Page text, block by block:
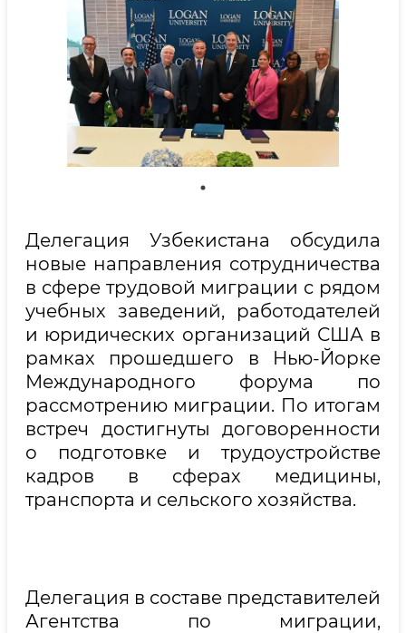
Делегация Узбекистана обсудила
новые направления сотрудничества
в сфере трудовой миграции с рядом
учебных заведений, работодателей
и юридических организаций США в
рамках прошедшего в Нью-Йорке
Международного форума по
рассмотрению миграции. По итогам
встреч достигнуты договоренности
о подготовке и трудоустройстве
кадров в сферах медицины,
транспорта и сельского хозяйства.
Делегация в составе представителей
Агентства по миграции,